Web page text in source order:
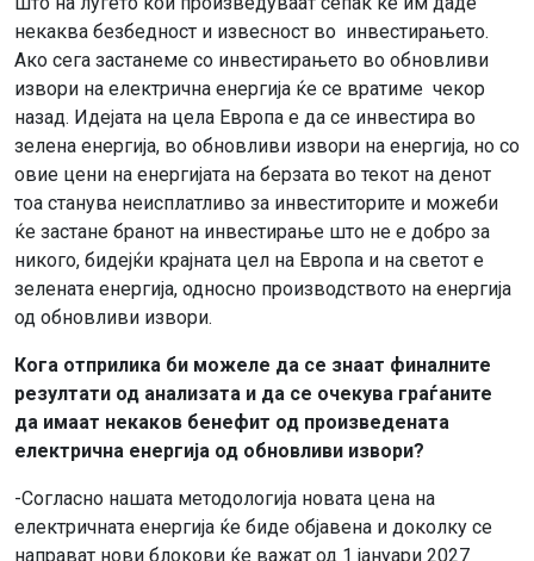
некаква безбедност и извесност во инвестирањето.
Ако сега застанеме со инвестирањето во обновливи
извори на електрична енергија ќе се вратиме чекор
назад. Идејата на цела Европа е да се инвестира во
зелена енергија, во обновливи извори на енергија, но со
овие цени на енергијата на берзата во текот на денот
тоа станува неисплатливо за инвеститорите и можеби
ќе застане бранот на инвестирање што не е добро за
никого, бидејќи крајната цел на Европа и на светот е
зелената енергија, односно производството на енергија
од обновливи извори.
Кога отприлика би можеле да се знаат финалните
резултати од анализата и да се очекува граѓаните
да имаат некаков бенефит од произведената
електрична енергија од обновливи извори?
-Согласно нашата методологија новата цена на
електричната енергија ќе биде објавена и доколку се
направат нови блокови ќе важат од 1 јануари 2027